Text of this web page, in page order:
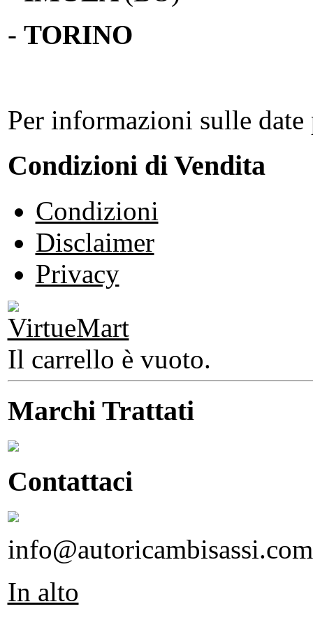
- TORINO
Per informazioni sulle
Condizioni di Vendita
Condizioni
Disclaimer
Privacy
Il carrello è vuoto.
Marchi Trattati
Contattaci
info@autoricambisassi.com
In alto